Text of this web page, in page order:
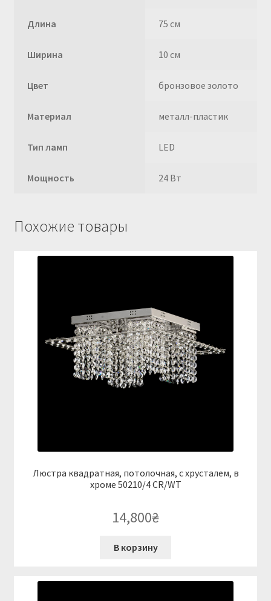
Длина 75 см
Ширина 10 см
Цвет бронзовое золото
Материал металл-пластик
Тип ламп LED
Мощность 24 Вт
Похожие товары
Люстра квадратная, потолочная, с хрусталем, в
хроме 50210/4 CR/WT
14,800₴
В корзину